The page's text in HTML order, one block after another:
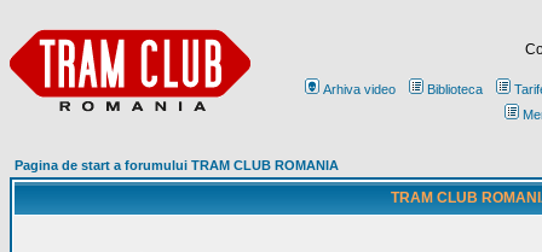
Arhiva video Biblioteca
Pagina de start a forumului TRAM CLUB ROMANIA
TRAM CLUB